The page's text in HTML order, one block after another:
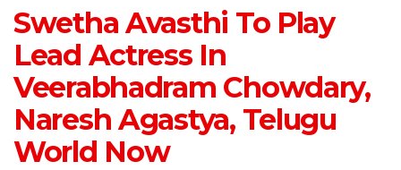
Swetha Avasthi To Play
Lead Actress In
Veerabhadram Chowdary,
Naresh Agastya, Telugu
World Now